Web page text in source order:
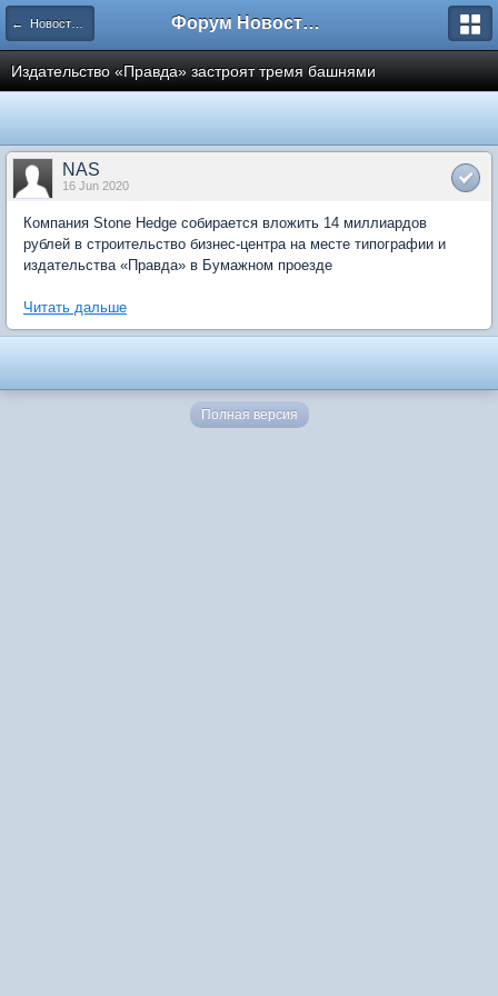
← Новости рынка недвижимости Форум Новостройки
Издательство «Правда» застроят тремя башнями
NAS
16 Jun 2020
Компания Stone Hedge собирается вложить 14 миллиардов
рублей в строительство бизнес-центра на месте типографии и
издательства «Правда» в Бумажном проезде
Читать дальше
Полная версия